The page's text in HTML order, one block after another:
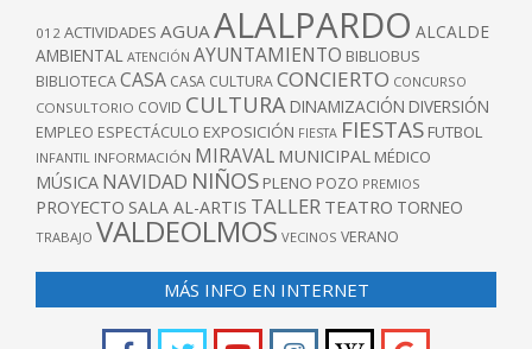
012 ACTIVIDADES AGUAALALPARDO ALCALDE
AMBIENTAL ATENCIÓN AYUNTAMIENTO BIBLIOBUS
BIBLIOTECACASA CASA CULTURACONCIERTO CONCURSO
CONSULTORIO COVID CULTURA DINAMIZACIÓN DIVERSIÓN
EMPLEO ESPECTÁCULO EXPOSICIÓN FIESTA FIESTAS FUTBOL
INFANTIL INFORMACIÓN MIRAVAL MUNICIPAL MÉDICO
MÚSICA NAVIDAD NIÑOS PLENO POZO PREMIOS
PROYECTO SALA AL-ARTIS TALLER TEATRO TORNEO
TRABAJO VALDEOLMOS VECINOS VERANO
MÁS INFO EN INTERNET